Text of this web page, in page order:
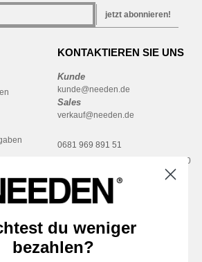
jetzt abonnieren!
KONTAKTIEREN SIE UNS
Kunde
kunde@needen.de
Sales
verkauf@needen.de
0681 969 891 51
Montag – Donnerstag: 10:00–13:00
Freitag: 10:00–14:00
du weniger
bezahlen?